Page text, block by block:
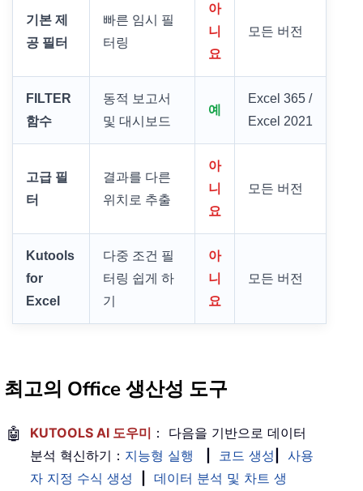
기본 제
공 필터
빠른 임시 필
터링
아
니
요
모든 버전
FILTER
함수
동적 보고서
및 대시보드
예
Excel 365 /
Excel 2021
고급 필
터
결과를 다른
위치로 추출
아
니
요
모든 버전
Kutools
for
Excel
다중 조건 필
터링 쉽게 하
기
아
니
요
모든 버전
최고의 Office 생산성 도구
🤖 KUTOOLS AI 도우미 ： 다음을 기반으로 데이터
분석 혁신하기： 지능형 실행 코드 생성
사용
자 지정 수식 생성
데이터 분석 및 차트 생